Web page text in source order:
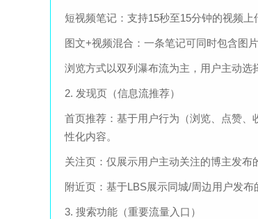
短视频笔记：支持15秒至15分钟的视频
图文+视频混合：一条笔记可同时包含图
浏览方式以双列瀑布流为主，用户主动选
2. 发现页（信息流推荐）
首页推荐：基于用户行为（浏览、点赞
性化内容。
关注页：仅展示用户主动关注的博主发布
附近页：基于LBS展示同城/周边用户发布
3. 搜索功能（重要流量入口）